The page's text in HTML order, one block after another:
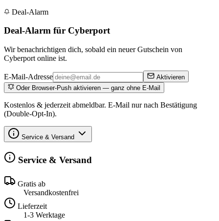
Deal-Alarm
Deal-Alarm für Cyberport
Wir benachrichtigen dich, sobald ein neuer Gutschein von
Cyberport online ist.
E-Mail-Adresse
Aktivieren
Oder Browser-Push aktivieren — ganz ohne E-Mail
Kostenlos & jederzeit abmeldbar. E-Mail nur nach Bestätigung
(Double-Opt-In).
Service & Versand
Service & Versand
Gratis ab
Versandkostenfrei
Lieferzeit
1-3 Werktage